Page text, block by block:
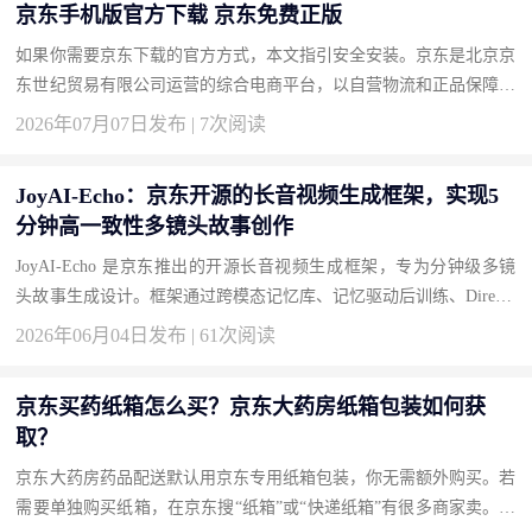
京东手机版官方下载 京东免费正版
如果你需要京东下载的官方方式，本文指引安全安装。京东是北京京
东世纪贸易有限公司运营的综合电商平台，以自营物流和正品保障著
称。按此获取正版，畅享品质购物。 下载地址：京东官方下载 为...
2026年07月07日发布 | 7次阅读
JoyAI-Echo：京东开源的长音视频生成框架，实现5
分钟高一致性多镜头故事创作
JoyAI-Echo 是京东推出的开源长音视频生成框架，专为分钟级多镜
头故事生成设计。框架通过跨模态记忆库、记忆驱动后训练、Directo
r Agent 对话式编辑和轻量化实时超分四大技术创新，解决长视频...
2026年06月04日发布 | 61次阅读
京东买药纸箱怎么买？京东大药房纸箱包装如何获
取？
京东大药房药品配送默认用京东专用纸箱包装，你无需额外购买。若
需要单独购买纸箱，在京东搜“纸箱”或“快递纸箱”有很多商家卖。京